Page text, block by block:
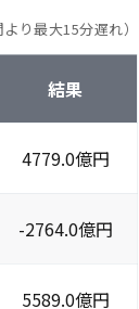
り最大15分遅れ）
結果
4779.0億円
-2764.0億円
5589.0億円